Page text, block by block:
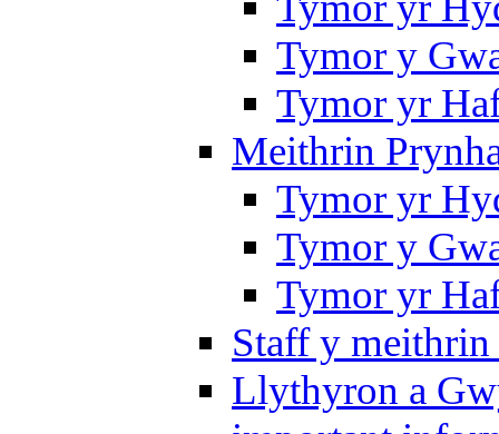
Tymor y
Tymor yr
Meithrin
Tymor yr
Tymor y
Tymor yr
Staff y
Llythyron a